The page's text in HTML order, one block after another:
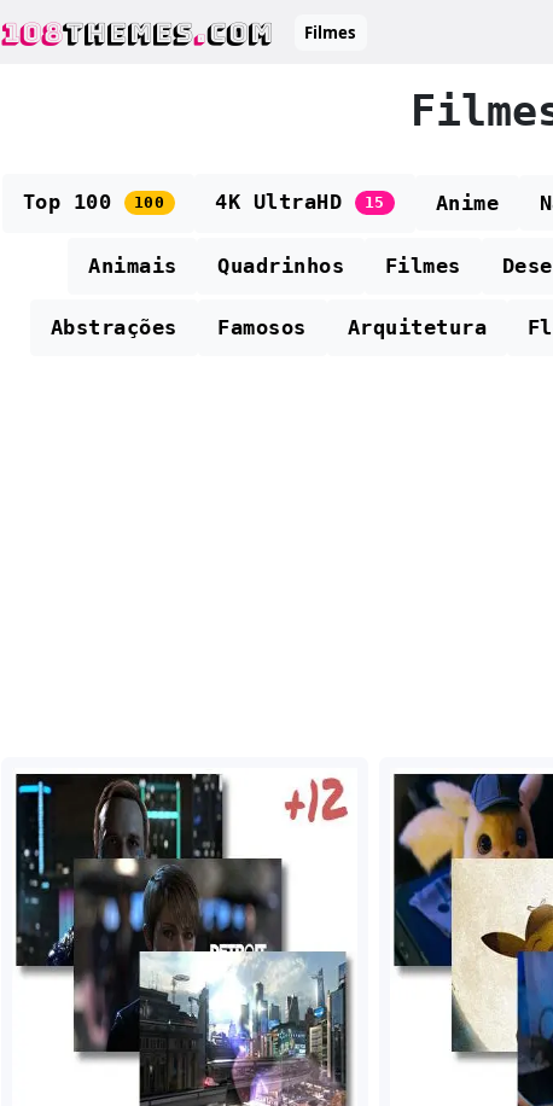
108THEMES.COM Filmes
Top 100 100 4K UltraHD 15 Anime
Animais Quadrinhos Filmes
Abstrações Famosos Arquitetura